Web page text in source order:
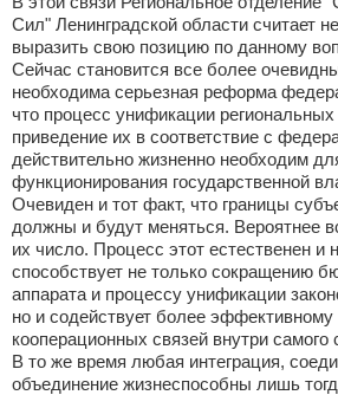
Сил" Ленинградской области считает
выразить свою позицию по данному
Сейчас становится все более
необходима серьезная реформа
что процесс унификации региональных
приведение их в соответствие с
действительно жизненно необходим
функционирования государственной
Очевиден и тот факт, что границы
должны и будут меняться. Вероятнее
их число. Процесс этот естественен и
способствует не только сокращению
аппарата и процессу унификации
но и содействует более эффективному
кооперационных связей внутри самого
В то же время любая интеграция,
объединение жизнеспособны лишь